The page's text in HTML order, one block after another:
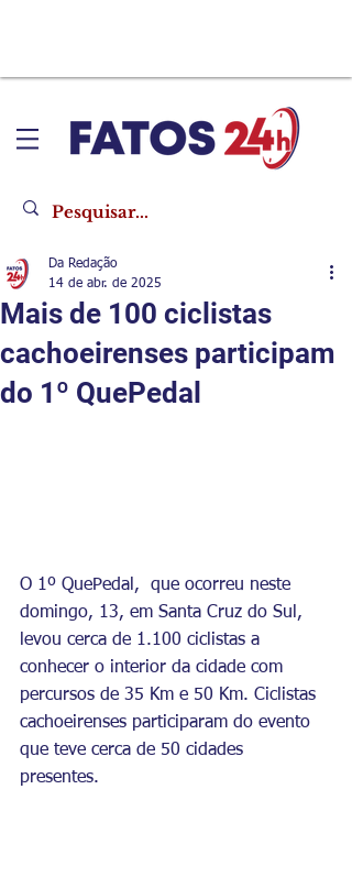
Mais de 100 ciclistas
cachoeirenses participam
do 1º QuePedal
Da Redação
14 de abr. de 2025
O 1º QuePedal,  que ocorreu neste
domingo, 13, em Santa Cruz do Sul,
levou cerca de 1.100 ciclistas a
conhecer o interior da cidade com
percursos de 35 Km e 50 Km. Ciclistas
cachoeirenses participaram do evento
que teve cerca de 50 cidades
presentes.